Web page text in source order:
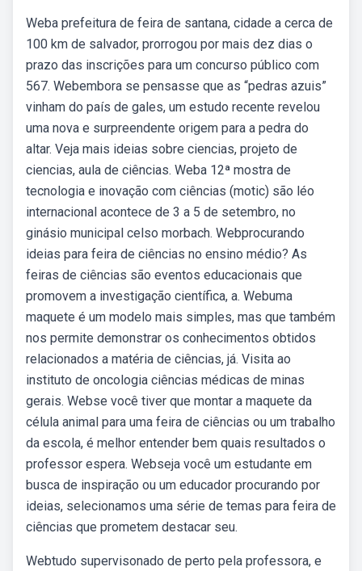
Weba prefeitura de feira de santana, cidade a cerca de
100 km de salvador, prorrogou por mais dez dias o
prazo das inscrições para um concurso público com
567. Webembora se pensasse que as “pedras azuis”
vinham do país de gales, um estudo recente revelou
uma nova e surpreendente origem para a pedra do
altar. Veja mais ideias sobre ciencias, projeto de
ciencias, aula de ciências. Weba 12ª mostra de
tecnologia e inovação com ciências (motic) são léo
internacional acontece de 3 a 5 de setembro, no
ginásio municipal celso morbach. Webprocurando
ideias para feira de ciências no ensino médio? As
feiras de ciências são eventos educacionais que
promovem a investigação científica, a. Webuma
maquete é um modelo mais simples, mas que também
nos permite demonstrar os conhecimentos obtidos
relacionados a matéria de ciências, já. Visita ao
instituto de oncologia ciências médicas de minas
gerais. Webse você tiver que montar a maquete da
célula animal para uma feira de ciências ou um trabalho
da escola, é melhor entender bem quais resultados o
professor espera. Webseja você um estudante em
busca de inspiração ou um educador procurando por
ideias, selecionamos uma série de temas para feira de
ciências que prometem destacar seu.
Webtudo supervisonado de perto pela professora, e